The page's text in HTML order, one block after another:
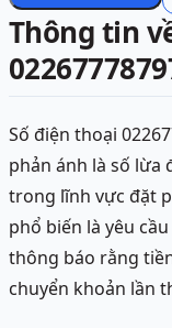
Thông tin
Số điện thoại
phản ánh là số lừa
trong lĩnh vực đặt
phổ biến là yêu
thông báo rằng
chuyển khoản lần